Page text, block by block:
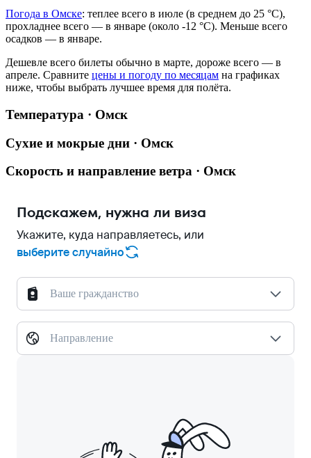
Погода в Омске: теплее всего в июле (в среднем до 25 °C),
прохладнее всего — в январе (около -12 °C). Меньше всего
осадков — в январе.
Дешевле всего билеты обычно в марте, дороже всего — в
апреле. Сравните цены и погоду по месяцам на графиках
ниже, чтобы выбрать лучшее время для полёта.
Температура · Омск
Сухие и мокрые дни · Омск
Скорость и направление ветра · Омск
Подскажем, нужна ли виза
Укажите, куда направляетесь, или
выберите случайно
Ваше гражданство
Направление